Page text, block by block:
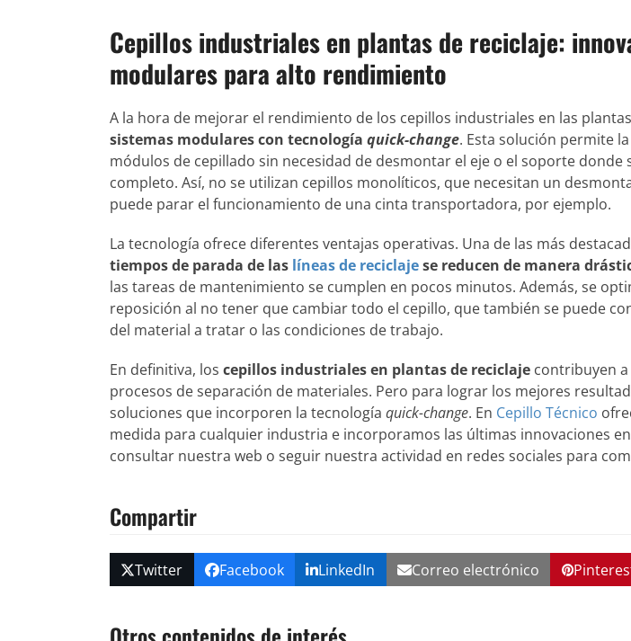
Cepillos industriales en plantas de reciclaje:
modulares para alto rendimiento
A la hora de mejorar el rendimiento de los cepillos industriales en las
sistemas modulares con tecnología quick-change. Esta solución permite
módulos de cepillado sin necesidad de desmontar el eje o el soporte donde
completo. Así, no se utilizan cepillos monolíticos, que necesitan un
puede parar el funcionamiento de una cinta transportadora, por ejemplo.
La tecnología ofrece diferentes ventajas operativas. Una de las más
tiempos de parada de las líneas de reciclajese reducen de manera
las tareas de mantenimiento se cumplen en pocos minutos. Además, se
reposición al no tener que cambiar todo el cepillo, que también se puede
del material a tratar o las condiciones de trabajo.
En definitiva, los cepillos industriales en plantas de reciclaje contribuyen
procesos de separación de materiales. Pero para lograr los mejores
soluciones que incorporen la tecnología quick-change. En Cepillo Técnico
medida para cualquier industria e incorporamos las últimas innovaciones
consultar nuestra web o seguir nuestra actividad en redes sociales para
Compartir
Twitter Facebook LinkedIn Correo electrónico